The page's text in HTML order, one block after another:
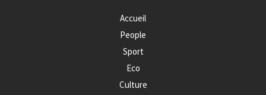
Accueil
People
Sport
Eco
Culture